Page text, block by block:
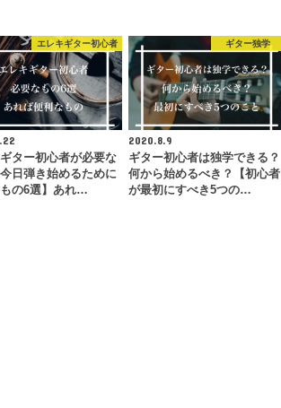
エレキギター初心者
ター初心者が必要な
日弾き始めるために
の6選】あれ…
ギター独学
2020.8.9
ギター初心者は独学できる？
何から始めるべき？【初心者
が最初にすべき5つの…